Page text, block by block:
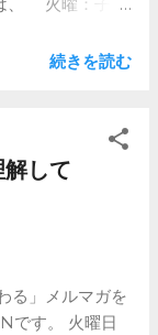
www.ccc-
ジを手伝って
てはある意味
です。 自分の
別の性格の人
興味ある方はメ
続きを読む
して
る」メルマガを
です。 火曜日